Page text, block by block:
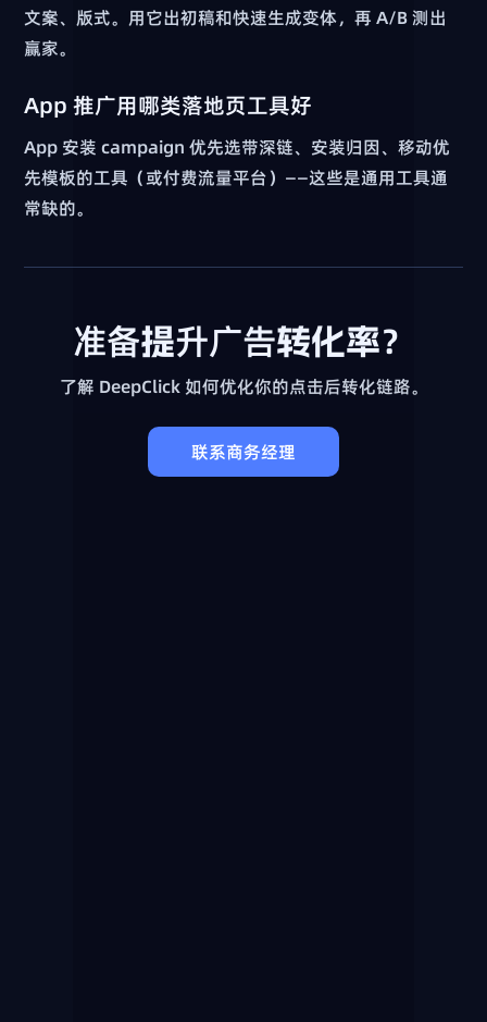
文案、版式。用它出初稿和快速生成变体，再 A/B 测出
赢家。
App 推广用哪类落地页工具好
App 安装 campaign 优先选带深链、安装归因、移动优
先模板的工具（或付费流量平台）——这些是通用工具通
常缺的。
准备提升广告转化率？
了解 DeepClick 如何优化你的点击后转化链路。
联系商务经理